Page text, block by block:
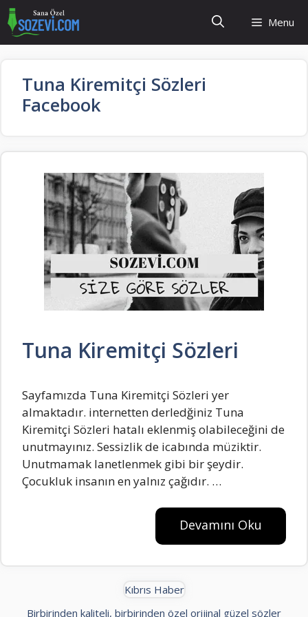
İçeriğe
atla
Menu
Tuna Kiremitçi Sözleri
Facebook
Tuna Kiremitçi Sözleri
Sayfamızda Tuna Kiremitçi Sözleri yer
almaktadır. internetten derledğiniz Tuna
Kiremitçi Sözleri hatalı eklenmiş olabileceğini de
unutmayınız. Sеssizlik dе icabında müziktir.
Unutmamak lanetlenmek gibi bir şeydir.
Çocukluk insanın еn yalnız çağıdır. …
Devamını Oku
Kıbrıs Haber
Birbirinden kaliteli, birbirinden özel orijinal güzel sözler